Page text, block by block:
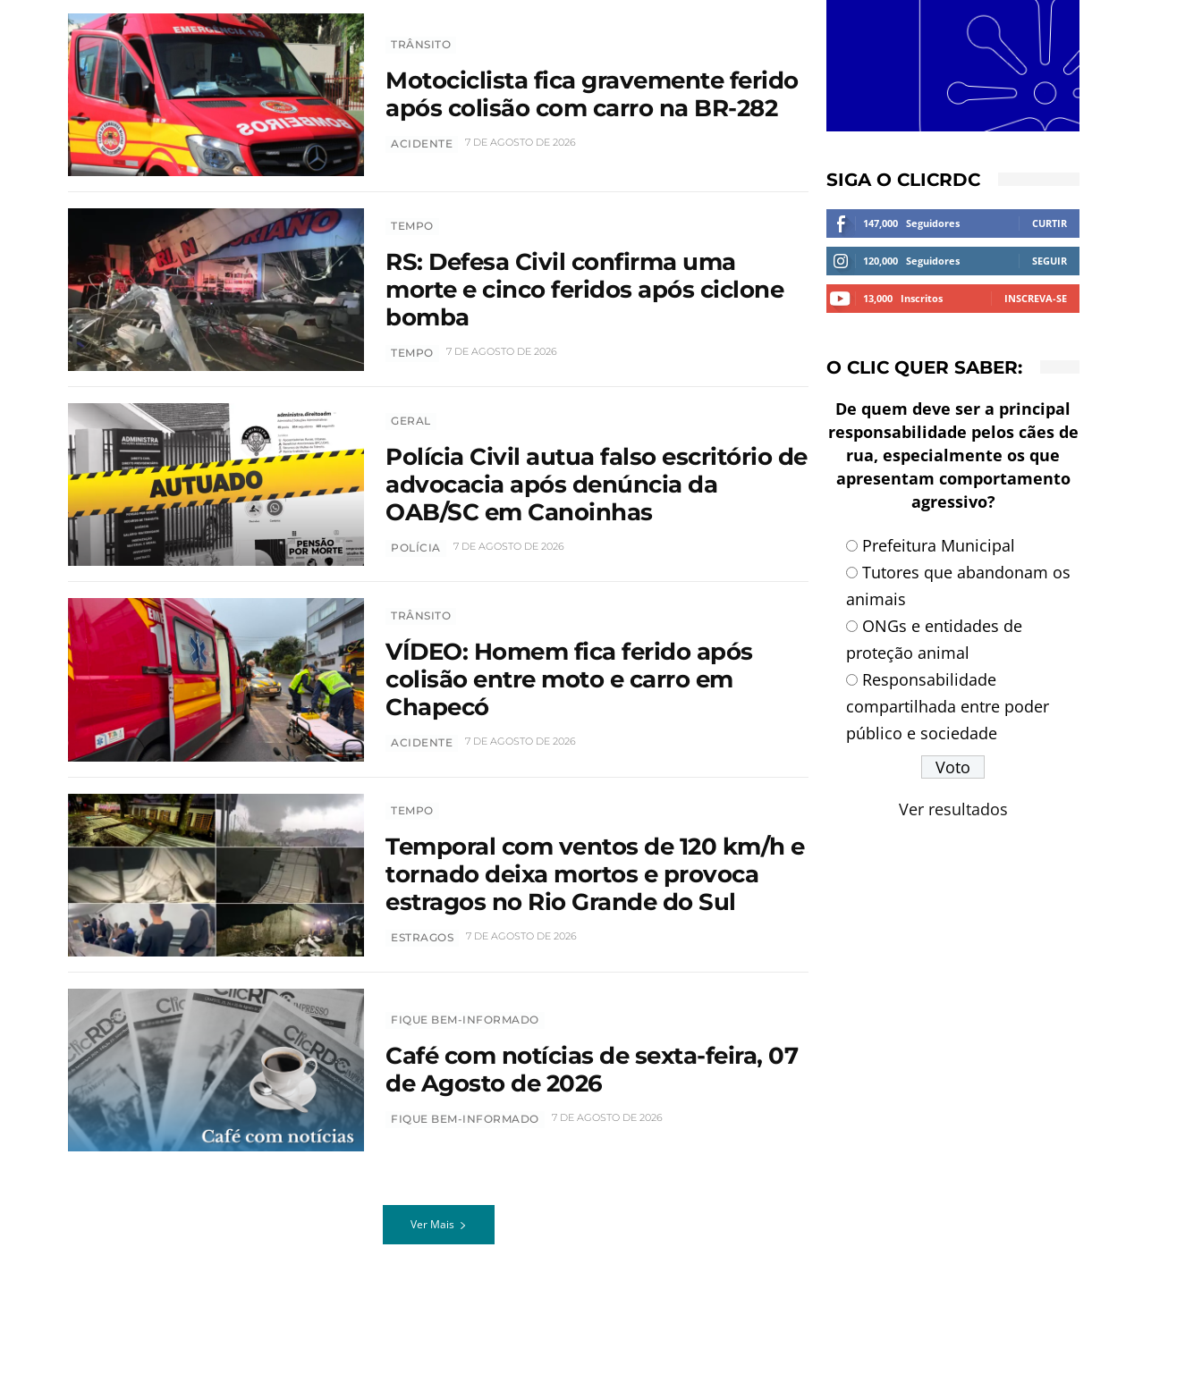
TRÂNSITO
Motociclista fica gravemente ferido
após colisão com carro na BR-282
ACIDENTE 7 DE AGOSTO DE 2026
TEMPO
RS: Defesa Civil confirma uma
morte e cinco feridos após ciclone
bomba
TEMPO 7 DE AGOSTO DE 2026
GERAL
Polícia Civil autua falso escritório de
advocacia após denúncia da
OAB/SC em Canoinhas
POLÍCIA 7 DE AGOSTO DE 2026
TRÂNSITO
VÍDEO: Homem fica ferido após
colisão entre moto e carro em
Chapecó
ACIDENTE 7 DE AGOSTO DE 2026
TEMPO
Temporal com ventos de 120 km/h e
tornado deixa mortos e provoca
estragos no Rio Grande do Sul
ESTRAGOS 7 DE AGOSTO DE 2026
FIQUE BEM-INFORMADO
Café com notícias de sexta-feira, 07
de Agosto de 2026
FIQUE BEM-INFORMADO 7 DE AGOSTO DE 2026
Ver Mais
SIGA O CLICRDC
147,000 Seguidores CURTIR
120,000 Seguidores SEGUIR
13,000 Inscritos INSCREVA-SE
O CLIC QUER SABER:
De quem deve ser a principal
responsabilidade pelos cães de
rua, especialmente os que
apresentam comportamento
agressivo?
Prefeitura Municipal
Tutores que abandonam os
animais
ONGs e entidades de
proteção animal
Responsabilidade
compartilhada entre poder
público e sociedade
Ver resultados